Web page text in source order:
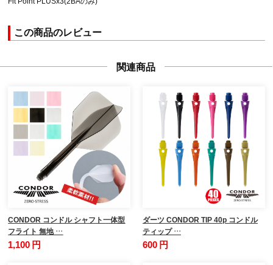
この商品のレビュー
関連商品
CONDOR コンドル シャフト一体型
フライト 無地 …
1,100 円
ダーツ CONDOR TIP 40p コンドル
ティップ …
600 円